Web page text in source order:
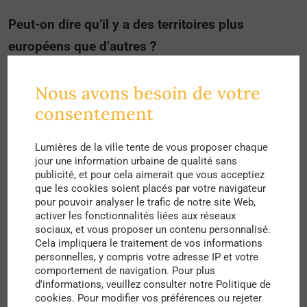
Peut-on dire qu’il y a des territoires plus
européens que d’autres ?
que l’on appelle les conurbations européennes ou
les métropoles frontalières. Par exemple
Strasbourg et sa région Grand-Est a 4 frontières,
la Suisse, le Luxembourg, la Belgique et
l’Allemagne, dont le développement territorial et
urbanistique est extrêmement lié au devenir de
cette activité transfrontalière. Le président de la
Nous avons besoin de votre
consentement
Lumières de la ville tente de vous proposer chaque
jour une information urbaine de qualité sans
publicité, et pour cela aimerait que vous acceptiez
que les cookies soient placés par votre navigateur
pour pouvoir analyser le trafic de notre site Web,
activer les fonctionnalités liées aux réseaux
sociaux, et vous proposer un contenu personnalisé.
Cela impliquera le traitement de vos informations
personnelles, y compris votre adresse IP et votre
comportement de navigation. Pour plus
d'informations, veuillez consulter notre Politique de
cookies. Pour modifier vos préférences ou rejeter